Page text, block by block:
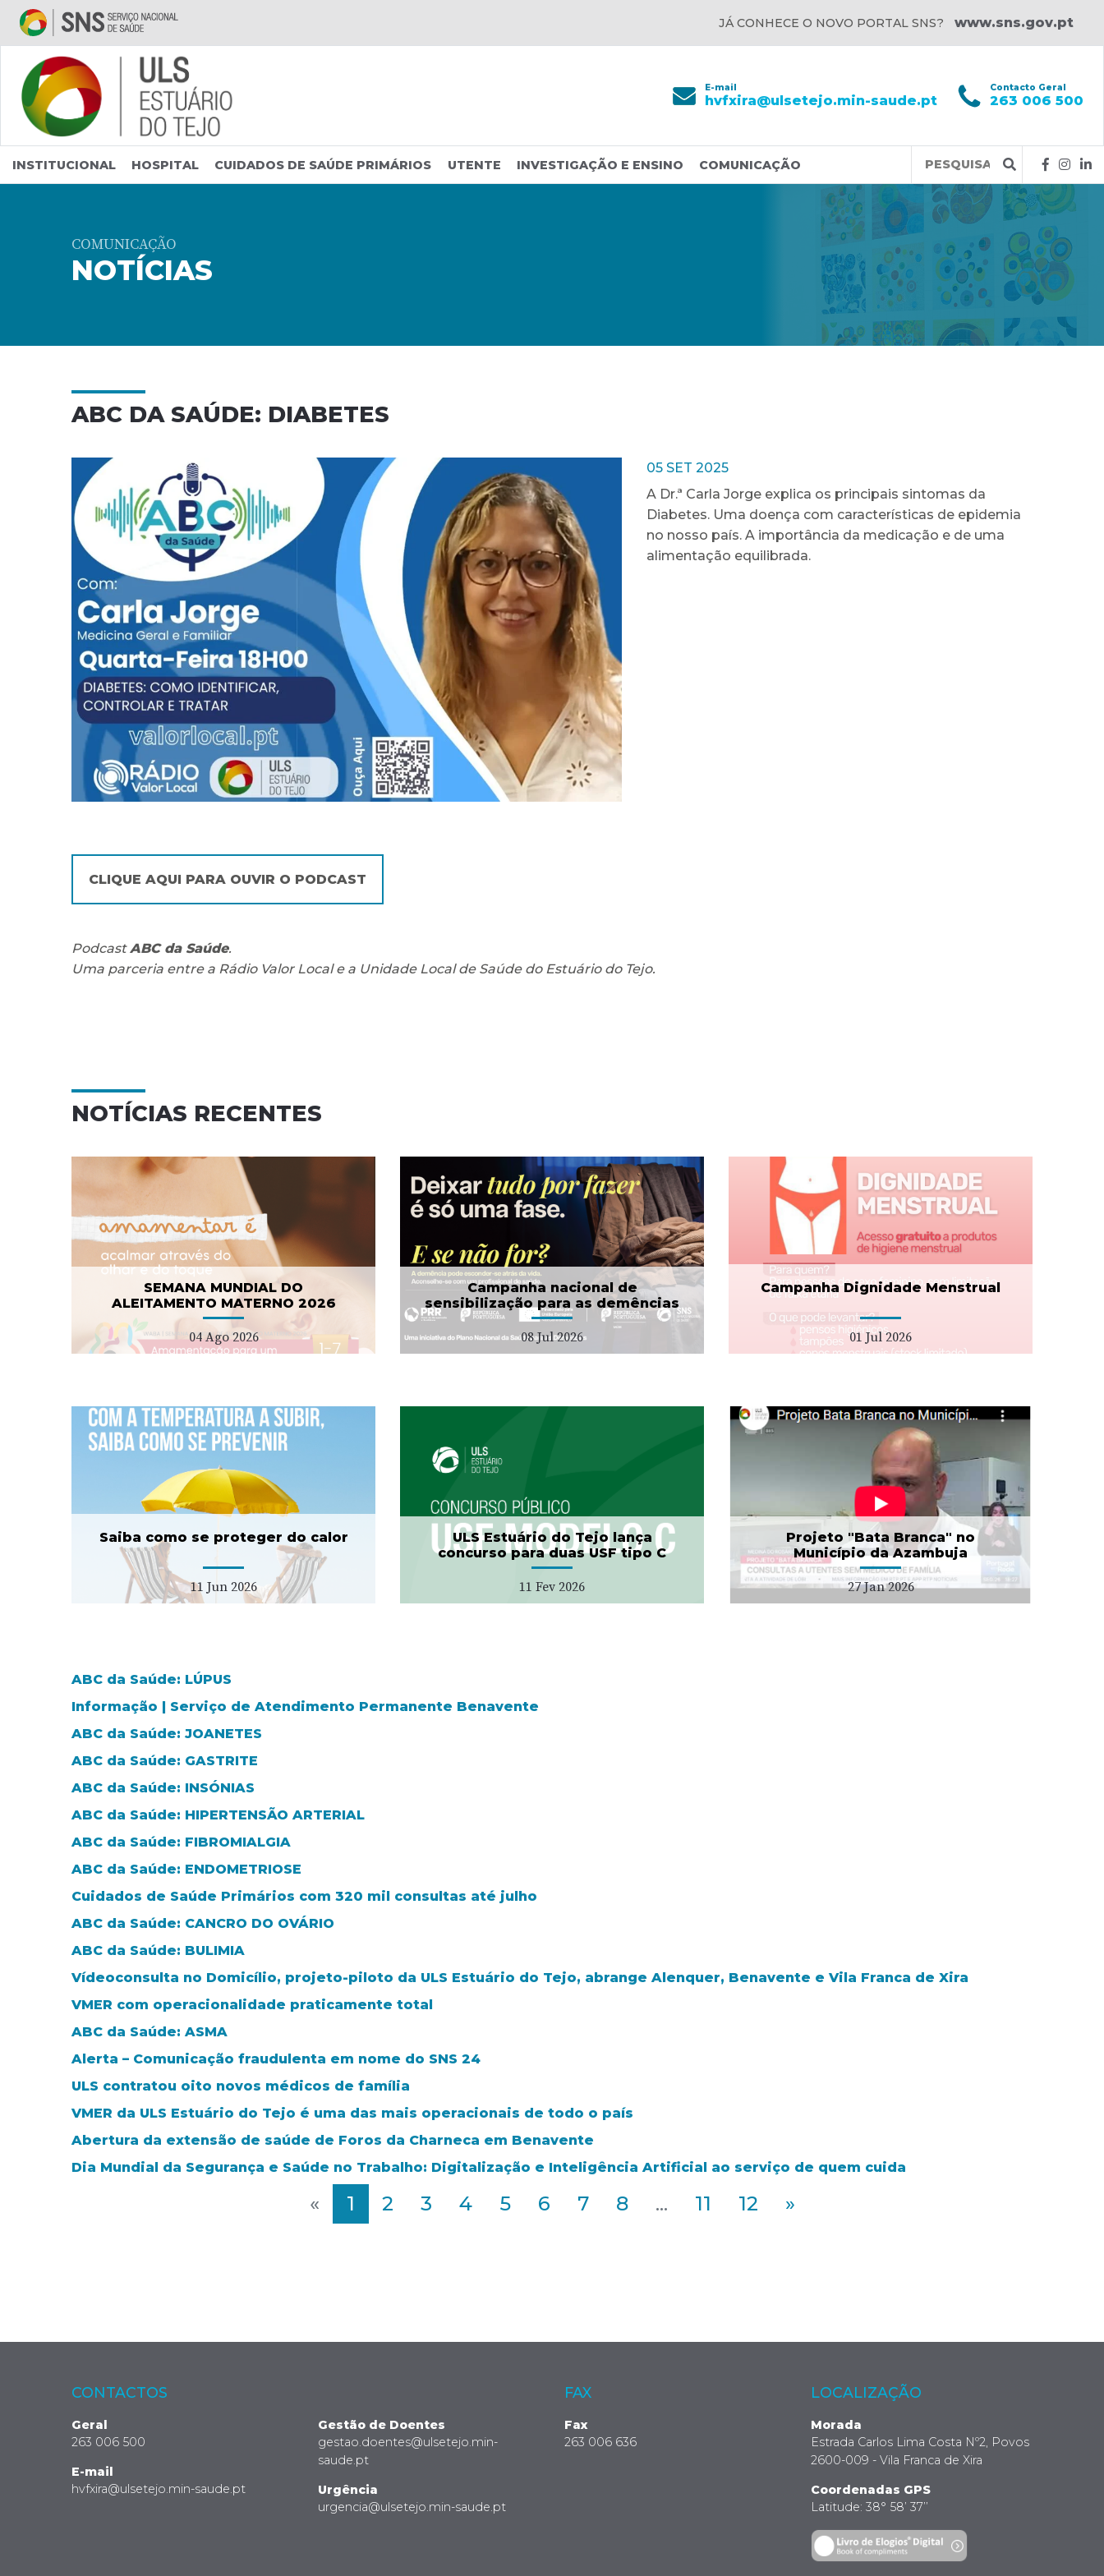
Saltar para conteúdo principal
JÁ CONHECE O NOVO PORTAL SNS? www.sns.gov.pt
E-mail
hvfxira@ulsetejo.min-saude.pt
Contacto Geral
263 006 500
INSTITUCIONAL HOSPITAL CUIDADOS DE SAÚDE PRIMÁRIOS UTENTE INVESTIGAÇÃO E ENSINO COMUNICAÇÃO
Query
COMUNICAÇÃO
NOTÍCIAS
ABC DA SAÚDE: DIABETES
05 SET 2025
A Dr.ª Carla Jorge explica os principais sintomas da
Diabetes. Uma doença com características de epidemia
no nosso país. A importância da medicação e de uma
alimentação equilibrada.
CLIQUE AQUI PARA OUVIR O PODCAST
PodcastABC da Saúde.
Uma parceria entre a Rádio Valor Local e a Unidade Local de Saúde do Estuário do Tejo.
NOTÍCIAS RECENTES
SEMANA MUNDIAL DO
ALEITAMENTO MATERNO 2026
04 Ago 2026
Campanha nacional de
sensibilização para as demências
08 Jul 2026
Campanha nacional de
sensibilização para as
demências
08 Jul 2026 Campanha Dignidade Menstrual
01 Jul 2026
Campanha Dignidade
Menstrual
01 Jul 2026
Saiba como se proteger do calor
11 Jun 2026
ULS Estuário do Tejo lança
concurso para duas USF tipo C
11 Fev 2026
ULS Estuário do Tejo
lança concurso para duas
USF tipo C
11 Fev 2026
Projeto "Bata Branca" no
Município da Azambuja
27 Jan 2026
Projeto "Bata Branca" no
27 Jan 2026
ABC da Saúde: LÚPUS
Informação | Serviço de Atendimento Permanente Benavente
ABC da Saúde: JOANETES
ABC da Saúde: GASTRITE
ABC da Saúde: INSÓNIAS
ABC da Saúde: HIPERTENSÃO ARTERIAL
ABC da Saúde: FIBROMIALGIA
ABC da Saúde: ENDOMETRIOSE
Cuidados de Saúde Primários com 320 mil consultas até julho
ABC da Saúde: CANCRO DO OVÁRIO
ABC da Saúde: BULIMIA
Vídeoconsulta no Domicílio, projeto-piloto da ULS Estuário do Tejo, abrange Alenquer, Benavente e Vila Franca de Xira
VMER com operacionalidade praticamente total
ABC da Saúde: ASMA
Alerta – Comunicação fraudulenta em nome do SNS 24
ULS contratou oito novos médicos de família
VMER da ULS Estuário do Tejo é uma das mais operacionais de todo o país
Abertura da extensão de saúde de Foros da Charneca em Benavente
Dia Mundial da Segurança e Saúde no Trabalho: Digitalização e Inteligência Artificial ao serviço de quem cuida
« 1 2 3 4 5 6 7 8 ... 11 12 »
CONTACTOS
Geral
263 006 500
E-mail
hvfxira@ulsetejo.min-saude.pt
Gestão de Doentes
gestao.doentes@ulsetejo.min-
saude.pt
Urgência
urgencia@ulsetejo.min-saude.pt
FAX
Fax
263 006 636
LOCALIZAÇÃO
Morada
Estrada Carlos Lima Costa Nº2, Povos
2600-009 - Vila Franca de Xira
Coordenadas GPS
Latitude: 38° 58’ 37’’